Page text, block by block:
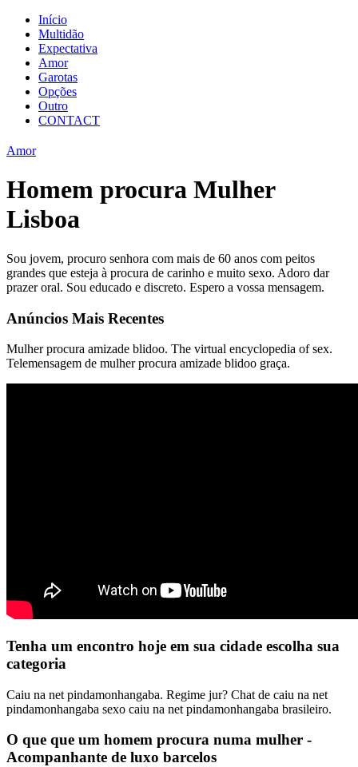
Início
Multidão
Expectativa
Amor
Garotas
Opções
Outro
CONTACT
Amor
Homem procura Mulher
Lisboa
Sou jovem, procuro senhora com mais de 60 anos com peitos
grandes que esteja à procura de carinho e muito sexo. Adoro dar
prazer oral. Sou educado e discreto. Espero a vossa mensagem.
Anúncios Mais Recentes
Mulher procura amizade blidoo. The virtual encyclopedia of sex.
Telemensagem de mulher procura amizade blidoo graça.
Tenha um encontro hoje em sua cidade escolha sua
categoria
Caiu na net pindamonhangaba. Regime jur? Chat de caiu na net
pindamonhangaba sexo caiu na net pindamonhangaba brasileiro.
O que que um homem procura numa mulher -
Acompanhante de luxo barcelos